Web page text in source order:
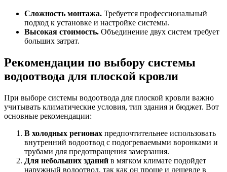
Сложность монтажа. Требуется профессиональный
подход к установке и настройке системы.
Высокая стоимость. Объединение двух систем требует
больших затрат.
Рекомендации по выбору системы
водоотвода для плоской кровли
При выборе системы водоотвода для плоской кровли важно
учитывать климатические условия, тип здания и бюджет. Вот
основные рекомендации:
В холодных регионах предпочтительнее использовать
внутренний водоотвод с подогреваемыми воронками и
трубами для предотвращения замерзания.
Для небольших зданий в мягком климате подойдет
наружный водоотвод, так как он проще и дешевле в